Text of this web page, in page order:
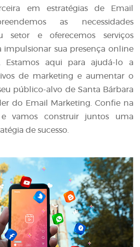
em estratégias de Email
as necessidades
setor e oferecemos serviços
impulsionar sua presença online
Estamos aqui para ajudá-lo a
de marketing e aumentar o
público-alvo de Santa Bárbara
do Email Marketing. Confie na
e vamos construir juntos uma
de sucesso.